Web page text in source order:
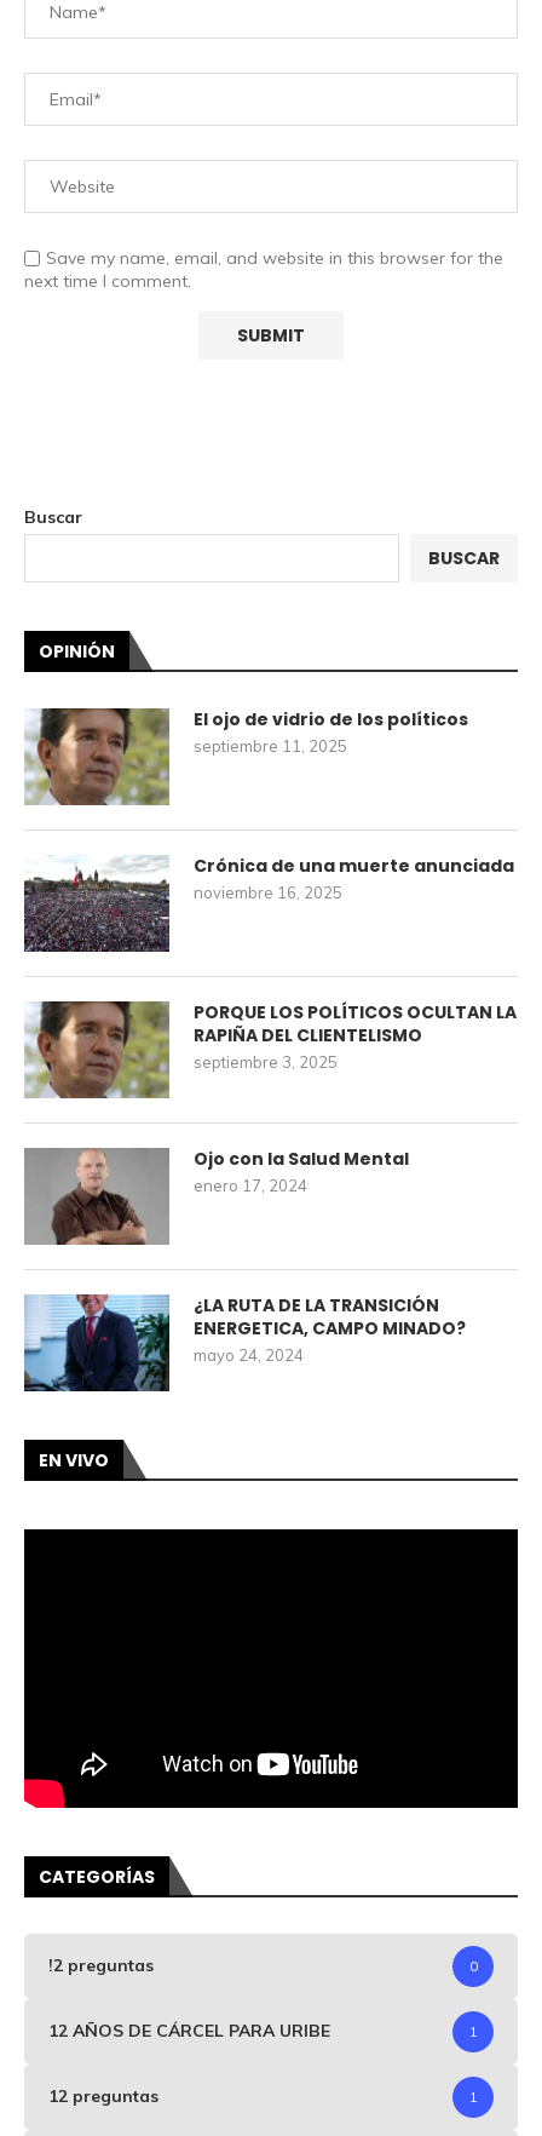
Save my name, email, and website in this browser for the
next time I comment.
Buscar
BUSCAR
OPINIÓN
El ojo de vidrio de los políticos
septiembre 11, 2025
Crónica de una muerte anunciada
noviembre 16, 2025
PORQUE LOS POLÍTICOS OCULTAN LA
RAPIÑA DEL CLIENTELISMO
septiembre 3, 2025
Ojo con la Salud Mental
enero 17, 2024
¿LA RUTA DE LA TRANSICIÓN
ENERGETICA, CAMPO MINADO?
mayo 24, 2024
EN VIVO
CATEGORÍAS
!2 preguntas 0
12 AÑOS DE CÁRCEL PARA URIBE 1
12 preguntas 1